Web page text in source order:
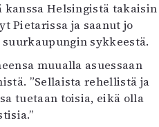
Helsingistä takaisin
Pietarissa ja saanut jo
sykkeestä.
muualla asuessaan
”Sellaista rehellistä ja
tuetaan toisia, eikä olla